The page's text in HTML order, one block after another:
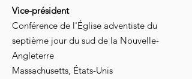
Vice-président
Conférence de l'Église adventiste du
septième jour du sud de la Nouvelle-
Angleterre
Massachusetts, États-Unis